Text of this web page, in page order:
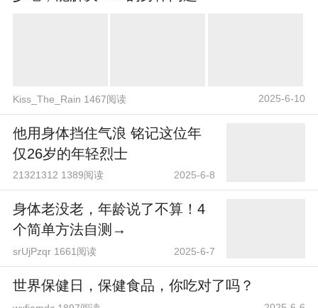
Kiss_The_Rain 1467阅读 2025-6-10
他用身体挡住气浪 铭记这位年
仅26岁的年轻烈士
21321312 1389阅读 2025-6-8
身体老没老，年龄说了不算！4
个简单方法自测→
srUjPzqr 1661阅读 2025-6-7
世界保健日，保健食品，你吃对了吗？